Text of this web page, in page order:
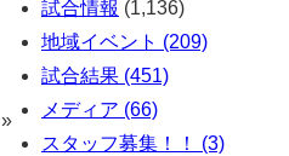
»
試合情報 (1,136)
地域イベント (209)
試合結果 (451)
メディア (66)
スタッフ募集！！ (3)